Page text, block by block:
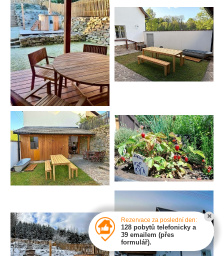
Rezervace za poslední den:
128 pobytů telefonicky a
39 emailem (přes
formulář).